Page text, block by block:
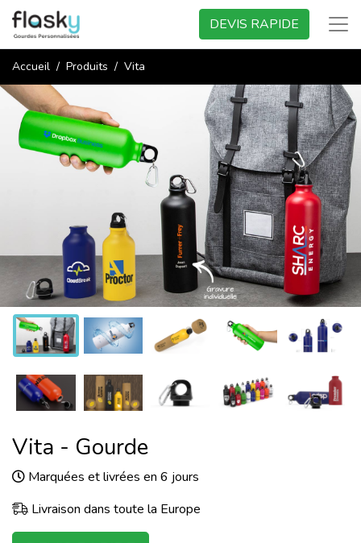
DEVIS RAPIDE
Accueil Produits Vita
Vita - Gourde
Marquées et livrées en 6 jours
Livraison dans toute la Europe